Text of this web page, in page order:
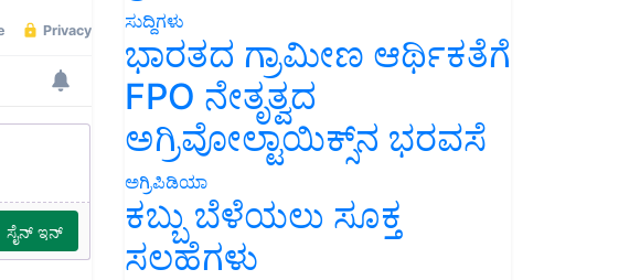
ಸುದ್ದಿಗಳು
ಭಾರತದ ಗ್ರಾಮೀಣ ಆರ್ಥಿಕತೆಗೆ
FPO ನೇತೃತ್ವದ
ಅಗ್ರಿವೋಲ್ಟಾಯಿಕ್ಸ್‌ನ ಭರವಸೆ
ಅಗ್ರಿಪಿಡಿಯಾ
ಕಬ್ಬು ಬೆಳೆಯಲು ಸೂಕ್ತ
ಸಲಹೆಗಳು